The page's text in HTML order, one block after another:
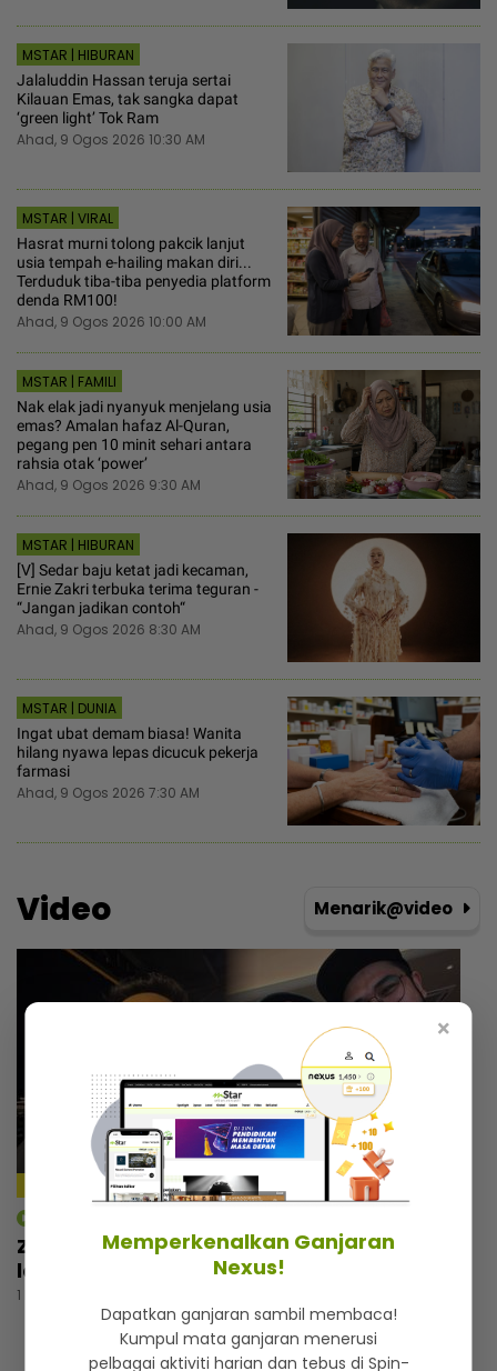
MSTAR | HIBURAN
Jalaluddin Hassan teruja sertai
Kilauan Emas, tak sangka dapat
‘green light’ Tok Ram
Ahad, 9 Ogos 2026 10:30 AM
MSTAR | VIRAL
Hasrat murni tolong pakcik lanjut
usia tempah e-hailing makan diri...
Terduduk tiba-tiba penyedia platform
denda RM100!
Ahad, 9 Ogos 2026 10:00 AM
MSTAR | FAMILI
Nak elak jadi nyanyuk menjelang usia
emas? Amalan hafaz Al-Quran,
pegang pen 10 minit sehari antara
rahsia otak ‘power’
Ahad, 9 Ogos 2026 9:30 AM
MSTAR | HIBURAN
[V] Sedar baju ketat jadi kecaman,
Ernie Zakri terbuka terima teguran -
“Jangan jadikan contoh“
Ahad, 9 Ogos 2026 8:30 AM
MSTAR | DUNIA
Ingat ubat demam biasa! Wanita
hilang nyawa lepas dicucuk pekerja
farmasi
Ahad, 9 Ogos 2026 7:30 AM
Video Menarik@video
Zizan Razak rancang wujudkan platform
lawak, beri bayangan ‘comeback’ Jozan
1 hari lalu
×
Memperkenalkan Ganjaran
Nexus!
Dapatkan ganjaran sambil membaca!
Kumpul mata ganjaran menerusi
pelbagai aktiviti harian dan tebus di Spin-